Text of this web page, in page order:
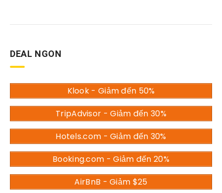
DEAL NGON
Klook - Giảm đến 50%
TripAdvisor - Giảm đến 30%
Hotels.com - Giảm đến 30%
Booking.com - Giảm đến 20%
AirBnB - Giảm $25